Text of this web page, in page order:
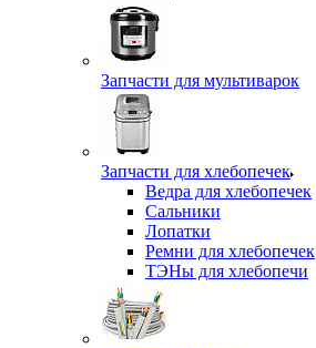
Запчасти для мультиварок
Запчасти для хлебопечек
Ведра для хлебопечек
Сальники
Лопатки
Ремни для хлебопечек
ТЭНы для хлебопечи